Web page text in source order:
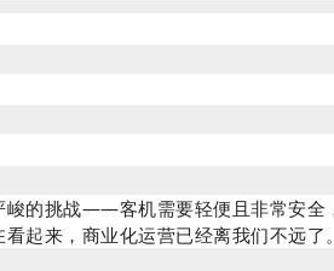
的挑战——客机需要轻便且非常安
起来，商业化运营已经离我们不远了。